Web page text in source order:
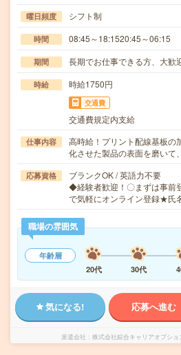
曜日頻度 シフト制
時間 08:45～18:1520:45～06:15
期間 長期でお仕事できる方、大歓
時給 時給1750円
交通費
交通費規定内支給
仕事内容
高時給！プリント配線基板の
化させた製品の表面を磨い
応募資格
ブランクOK / 英語力不要
◆経験者歓迎！〇まずは事前
で気軽にオンライン登録★氏
職場の雰囲気
年齢層
20代
30代
気になる! 応募へ進む
派遣会社 株式会社綜合キャリアオプシ